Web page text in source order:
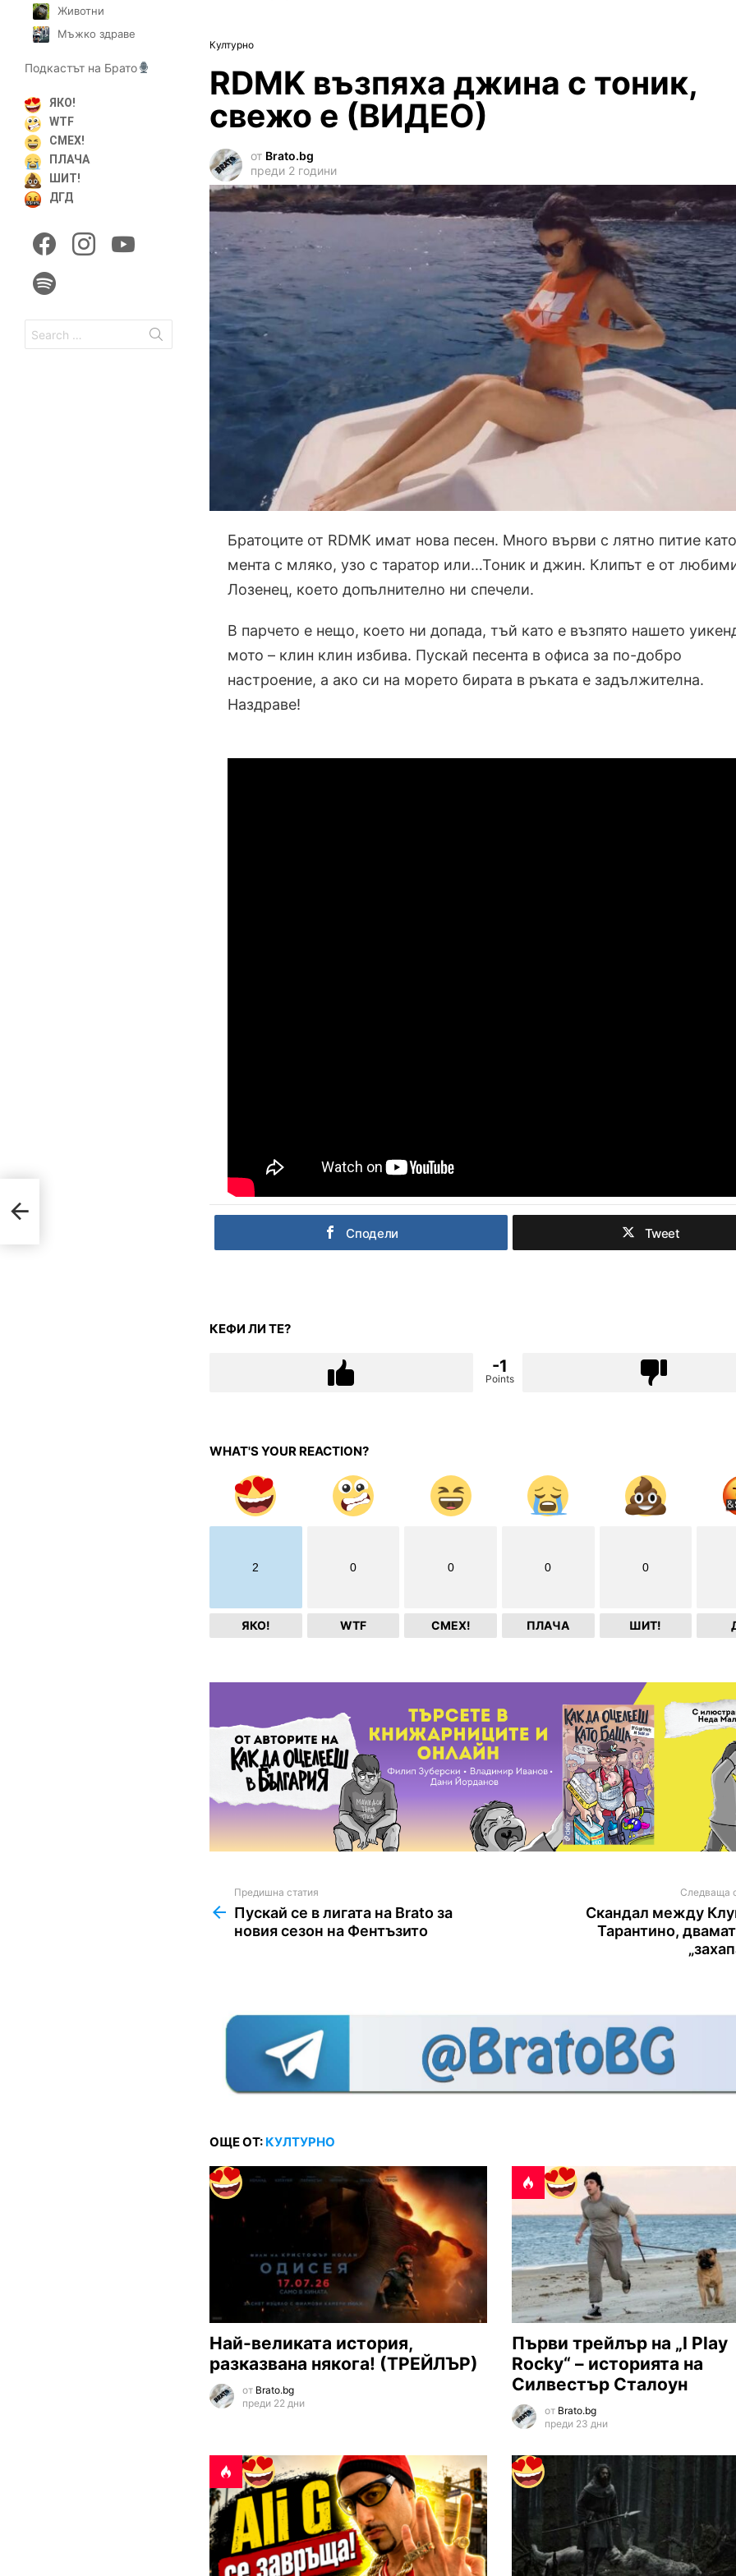
Културно
RDMK възпяха джина с тоник,
свежо е (ВИДЕО)
от Brato.bg
преди 2 години
Братоците от RDMK имат нова песен. Много върви с лятно питие като
мента с мляко, узо с таратор или…Тоник и джин. Клипът е от
Лозенец, което допълнително ни спечели.
В парчето е нещо, което ни допада, тъй като е възпято нашето
мото – клин клин избива. Пускай песента в офиса за по-добро
настроение, а ако си на морето бирата в ръката е задължителна.
Наздраве!
Сподели Tweet
КЕФИ ЛИ ТЕ?
-1
Points
WHAT'S YOUR REACTION?
2
ЯКО!
0
WTF
0
СМЕХ!
0
ПЛАЧА
0
ШИТ!
more
Предишна статия
Пускай се в лигата на Brato за
новия сезон на Фентъзито
Следваща
Скандал между
Тарантино,
ОЩЕ ОТ: КУЛТУРНО
Най-великата история,
разказвана някога! (ТРЕЙЛЪР)
от Brato.bg
преди 22 дни
Първи трейлър на „I Play
Rocky“ – историята на
Силвестър Сталоун
от Brato.bg
преди 23 дни
Животни
Мъжко здраве
Подкастът на Брато
ЯКО!
WTF
СМЕХ!
ПЛАЧА
ШИТ!
ДГД
for: